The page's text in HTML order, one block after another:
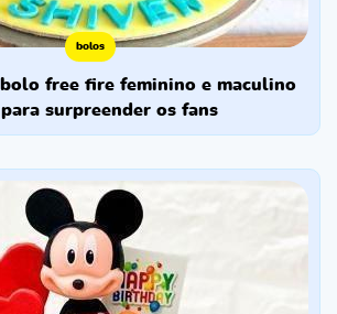
bolos
surpreender os fans